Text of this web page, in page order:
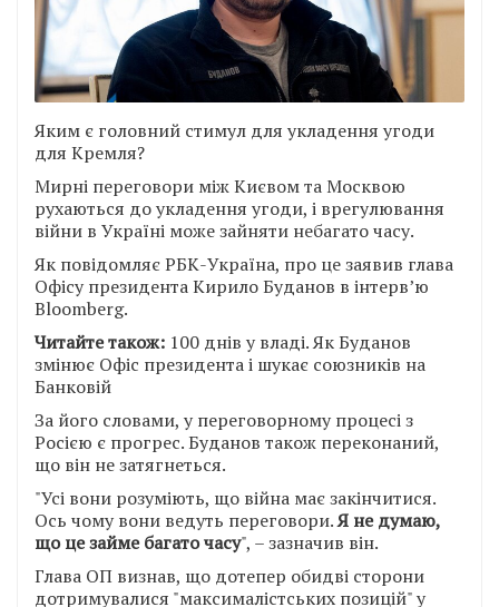
Яким є головний стимул для укладення угоди
для Кремля?
Мирні переговори між Києвом та Москвою
рухаються до укладення угоди, і врегулювання
війни в Україні може зайняти небагато часу.
Як повідомляє РБК-Україна, про це заявив глава
Офісу президента Кирило Буданов в інтерв’ю
Bloomberg.
Читайте також: 100 днів у владі. Як Буданов
змінює Офіс президента і шукає союзників на
Банковій
За його словами, у переговорному процесі з
Росією є прогрес. Буданов також переконаний,
що він не затягнеться.
"Усі вони розуміють, що війна має закінчитися.
Ось чому вони ведуть переговори.Я не думаю,
що це займе багато часу", – зазначив він.
Глава ОП визнав, що дотепер обидві сторони
дотримувалися "максималістських позицій" у